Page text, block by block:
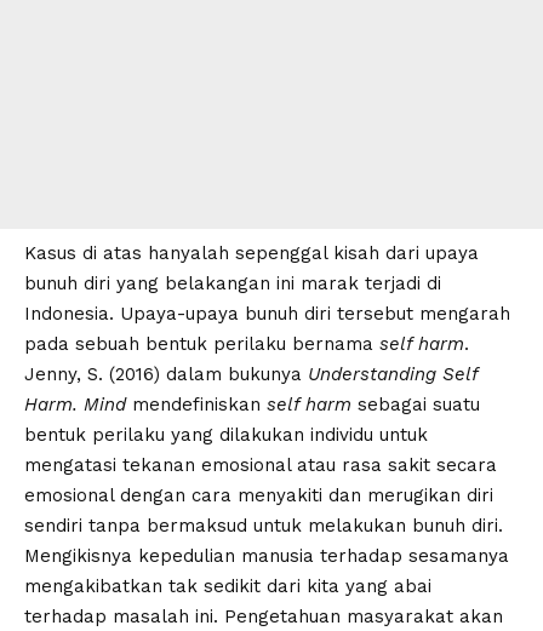
Kasus di atas hanyalah sepenggal kisah dari upaya
bunuh diri yang belakangan ini marak terjadi di
Indonesia. Upaya-upaya bunuh diri tersebut mengarah
pada sebuah bentuk perilaku bernama self harm.
Jenny, S. (2016) dalam bukunya Understanding Self
Harm. Mindmendefiniskan self harm sebagai suatu
bentuk perilaku yang dilakukan individu untuk
mengatasi tekanan emosional atau rasa sakit secara
emosional dengan cara menyakiti dan merugikan diri
sendiri tanpa bermaksud untuk melakukan bunuh diri.
Mengikisnya kepedulian manusia terhadap sesamanya
mengakibatkan tak sedikit dari kita yang abai
terhadap masalah ini. Pengetahuan masyarakat akan